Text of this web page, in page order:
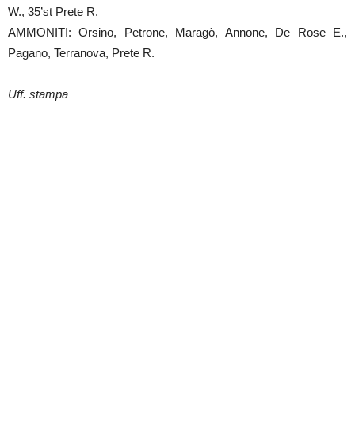
W., 35’st Prete R.
AMMONITI: Orsino, Petrone, Maragò, Annone, De Rose E.,
Pagano, Terranova, Prete R.
Uff. stampa